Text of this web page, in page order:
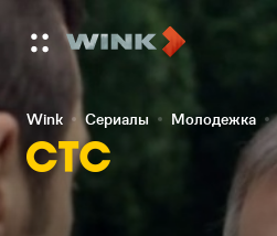
Wink Сериалы Молодежка